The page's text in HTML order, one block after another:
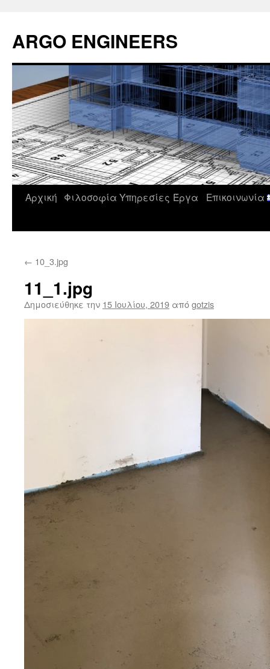
περιεχόμενο
ARGO ENGINEERS
Αρχική Φιλοσοφία Υπηρεσίες Έργα
Επικοινωνία
← 10_3.jpg
11_1.jpg
Δημοσιεύθηκε την 15 Ιουλίου, 2019 απόgotzis